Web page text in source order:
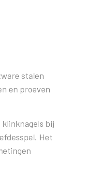
stalen
en proeven
bij
Het